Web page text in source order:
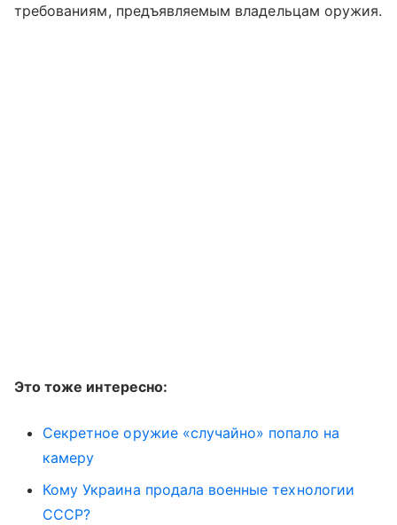
требованиям, предъявляемым владельцам оружия.
Это тоже интересно:
Секретное оружие «случайно» попало на
камеру
Кому Украина продала военные технологии
СССР?